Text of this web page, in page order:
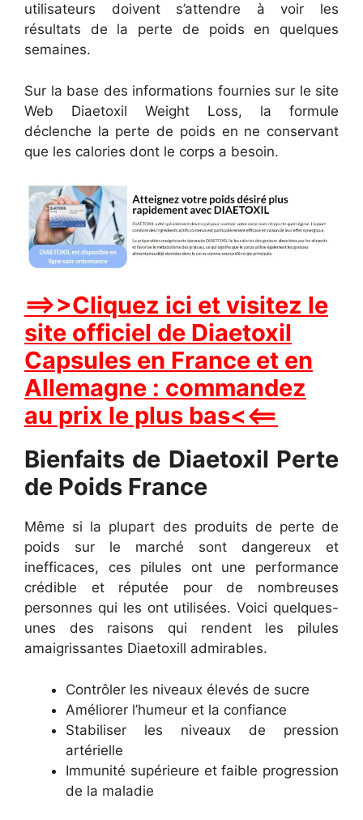
utilisateurs doivent s’attendre à voir les
résultats de la perte de poids en quelques
semaines.
Sur la base des informations fournies sur le site
Web Diaetoxil Weight Loss, la formule
déclenche la perte de poids en ne conservant
que les calories dont le corps a besoin.
==>>Cliquez ici et visitez le
site officiel de Diaetoxil
Capsules en France et en
Allemagne : commandez
au prix le plus bas<<==
Bienfaits de Diaetoxil Perte
de Poids France
Même si la plupart des produits de perte de
poids sur le marché sont dangereux et
inefficaces, ces pilules ont une performance
crédible et réputée pour de nombreuses
personnes qui les ont utilisées. Voici quelques-
unes des raisons qui rendent les pilules
amaigrissantes Diaetoxill admirables.
Contrôler les niveaux élevés de sucre
Améliorer l’humeur et la confiance
Stabiliser les niveaux de pression
artérielle
Immunité supérieure et faible progression
de la maladie